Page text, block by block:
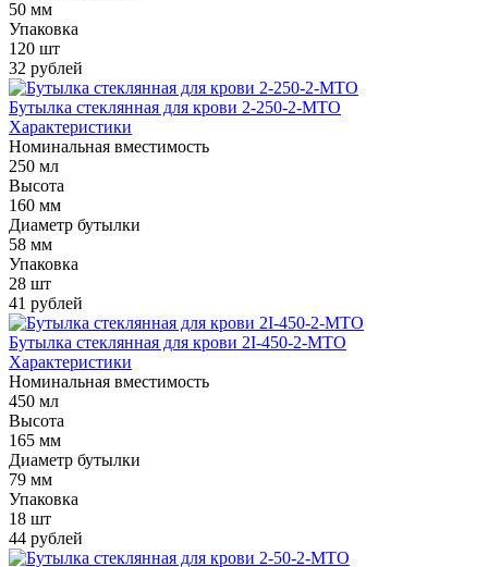
50 мм
Упаковка
120 шт
32 рублей
Бутылка стеклянная для крови 2-250-2-МТО
Характеристики
Номинальная вместимость
250 мл
Высота
160 мм
Диаметр бутылки
58 мм
Упаковка
28 шт
41 рублей
Бутылка стеклянная для крови 2I-450-2-МТО
Характеристики
Номинальная вместимость
450 мл
Высота
165 мм
Диаметр бутылки
79 мм
Упаковка
18 шт
44 рублей